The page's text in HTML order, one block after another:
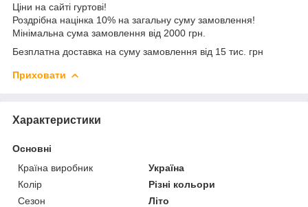
Ціни на сайті гуртові!
Роздрібна націнка 10% на загальну суму замовлення!
Мінімальна сума замовлення від 2000 грн.
Безплатна доставка на суму замовлення від 15 тис. грн
Приховати
Характеристики
Основні
Країна виробник
Україна
Колір
Різні кольори
Сезон
Літо